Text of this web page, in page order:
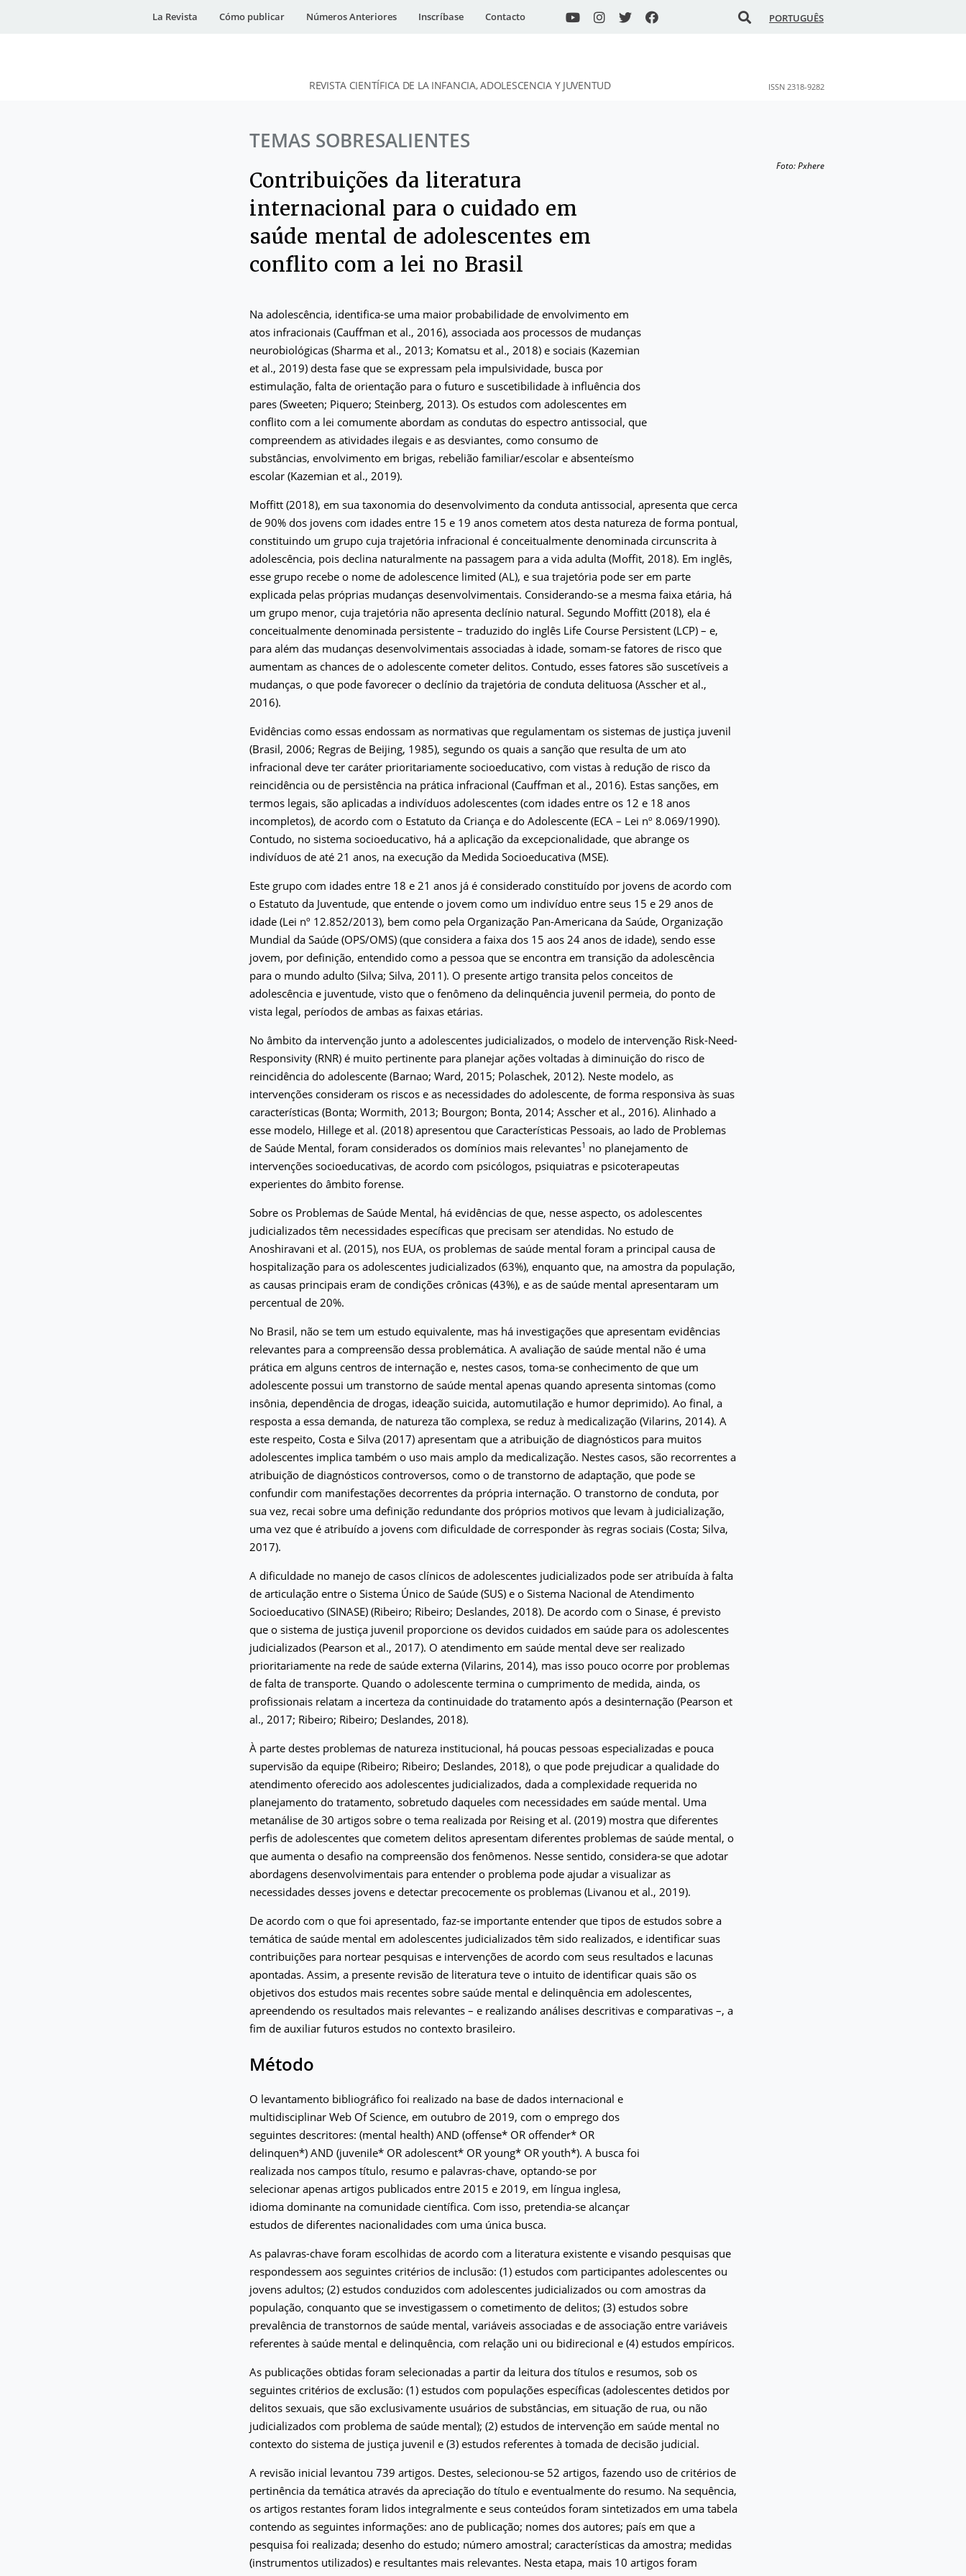
La Revista Cómo publicar Números Anteriores Inscríbase Contacto PORTUGUÊS
DESidades
REVISTA CIENTÍFICA DE LA INFANCIA, ADOLESCENCIA Y JUVENTUD ISSN 2318-9282
Foto: Pxhere
TEMAS SOBRESALIENTES
Contribuições da literatura
internacional para o cuidado em
saúde mental de adolescentes em
conflito com a lei no Brasil
Na adolescência, identifica-se uma maior probabilidade de envolvimento em
atos infracionais (Cauffman et al., 2016), associada aos processos de mudanças
neurobiológicas (Sharma et al., 2013; Komatsu et al., 2018) e sociais (Kazemian
et al., 2019) desta fase que se expressam pela impulsividade, busca por
estimulação, falta de orientação para o futuro e suscetibilidade à influência dos
pares (Sweeten; Piquero; Steinberg, 2013). Os estudos com adolescentes em
conflito com a lei comumente abordam as condutas do espectro antissocial, que
compreendem as atividades ilegais e as desviantes, como consumo de
substâncias, envolvimento em brigas, rebelião familiar/escolar e absenteísmo
escolar (Kazemian et al., 2019).
Moffitt (2018), em sua taxonomia do desenvolvimento da conduta antissocial, apresenta que cerca
de 90% dos jovens com idades entre 15 e 19 anos cometem atos desta natureza de forma pontual,
constituindo um grupo cuja trajetória infracional é conceitualmente denominada circunscrita à
adolescência, pois declina naturalmente na passagem para a vida adulta (Moffit, 2018). Em inglês,
esse grupo recebe o nome de adolescence limited (AL), e sua trajetória pode ser em parte
explicada pelas próprias mudanças desenvolvimentais. Considerando-se a mesma faixa etária, há
um grupo menor, cuja trajetória não apresenta declínio natural. Segundo Moffitt (2018), ela é
conceitualmente denominada persistente – traduzido do inglês Life Course Persistent (LCP) – e,
para além das mudanças desenvolvimentais associadas à idade, somam-se fatores de risco que
aumentam as chances de o adolescente cometer delitos. Contudo, esses fatores são suscetíveis a
mudanças, o que pode favorecer o declínio da trajetória de conduta delituosa (Asscher et al.,
2016).
Evidências como essas endossam as normativas que regulamentam os sistemas de justiça juvenil
(Brasil, 2006; Regras de Beijing, 1985), segundo os quais a sanção que resulta de um ato
infracional deve ter caráter prioritariamente socioeducativo, com vistas à redução de risco da
reincidência ou de persistência na prática infracional (Cauffman et al., 2016). Estas sanções, em
termos legais, são aplicadas a indivíduos adolescentes (com idades entre os 12 e 18 anos
incompletos), de acordo com o Estatuto da Criança e do Adolescente (ECA – Lei nº 8.069/1990).
Contudo, no sistema socioeducativo, há a aplicação da excepcionalidade, que abrange os
indivíduos de até 21 anos, na execução da Medida Socioeducativa (MSE).
Este grupo com idades entre 18 e 21 anos já é considerado constituído por jovens de acordo com
o Estatuto da Juventude, que entende o jovem como um indivíduo entre seus 15 e 29 anos de
idade (Lei nº 12.852/2013), bem como pela Organização Pan-Americana da Saúde, Organização
Mundial da Saúde (OPS/OMS) (que considera a faixa dos 15 aos 24 anos de idade), sendo esse
jovem, por definição, entendido como a pessoa que se encontra em transição da adolescência
para o mundo adulto (Silva; Silva, 2011). O presente artigo transita pelos conceitos de
adolescência e juventude, visto que o fenômeno da delinquência juvenil permeia, do ponto de
vista legal, períodos de ambas as faixas etárias.
No âmbito da intervenção junto a adolescentes judicializados, o modelo de intervenção Risk-Need-
Responsivity (RNR) é muito pertinente para planejar ações voltadas à diminuição do risco de
reincidência do adolescente (Barnao; Ward, 2015; Polaschek, 2012). Neste modelo, as
intervenções consideram os riscos e as necessidades do adolescente, de forma responsiva às suas
características (Bonta; Wormith, 2013; Bourgon; Bonta, 2014; Asscher et al., 2016). Alinhado a
esse modelo, Hillege et al. (2018) apresentou que Características Pessoais, ao lado de Problemas
de Saúde Mental, foram considerados os domínios mais relevantes1 no planejamento de
intervenções socioeducativas, de acordo com psicólogos, psiquiatras e psicoterapeutas
experientes do âmbito forense.
Sobre os Problemas de Saúde Mental, há evidências de que, nesse aspecto, os adolescentes
judicializados têm necessidades específicas que precisam ser atendidas. No estudo de
Anoshiravani et al. (2015), nos EUA, os problemas de saúde mental foram a principal causa de
hospitalização para os adolescentes judicializados (63%), enquanto que, na amostra da população,
as causas principais eram de condições crônicas (43%), e as de saúde mental apresentaram um
percentual de 20%.
No Brasil, não se tem um estudo equivalente, mas há investigações que apresentam evidências
relevantes para a compreensão dessa problemática. A avaliação de saúde mental não é uma
prática em alguns centros de internação e, nestes casos, toma-se conhecimento de que um
adolescente possui um transtorno de saúde mental apenas quando apresenta sintomas (como
insônia, dependência de drogas, ideação suicida, automutilação e humor deprimido). Ao final, a
resposta a essa demanda, de natureza tão complexa, se reduz à medicalização (Vilarins, 2014). A
este respeito, Costa e Silva (2017) apresentam que a atribuição de diagnósticos para muitos
adolescentes implica também o uso mais amplo da medicalização. Nestes casos, são recorrentes a
atribuição de diagnósticos controversos, como o de transtorno de adaptação, que pode se
confundir com manifestações decorrentes da própria internação. O transtorno de conduta, por
sua vez, recai sobre uma definição redundante dos próprios motivos que levam à judicialização,
uma vez que é atribuído a jovens com dificuldade de corresponder às regras sociais (Costa; Silva,
2017).
A dificuldade no manejo de casos clínicos de adolescentes judicializados pode ser atribuída à falta
de articulação entre o Sistema Único de Saúde (SUS) e o Sistema Nacional de Atendimento
Socioeducativo (SINASE) (Ribeiro; Ribeiro; Deslandes, 2018). De acordo com o Sinase, é previsto
que o sistema de justiça juvenil proporcione os devidos cuidados em saúde para os adolescentes
judicializados (Pearson et al., 2017). O atendimento em saúde mental deve ser realizado
prioritariamente na rede de saúde externa (Vilarins, 2014), mas isso pouco ocorre por problemas
de falta de transporte. Quando o adolescente termina o cumprimento de medida, ainda, os
profissionais relatam a incerteza da continuidade do tratamento após a desinternação (Pearson et
al., 2017; Ribeiro; Ribeiro; Deslandes, 2018).
À parte destes problemas de natureza institucional, há poucas pessoas especializadas e pouca
supervisão da equipe (Ribeiro; Ribeiro; Deslandes, 2018), o que pode prejudicar a qualidade do
atendimento oferecido aos adolescentes judicializados, dada a complexidade requerida no
planejamento do tratamento, sobretudo daqueles com necessidades em saúde mental. Uma
metanálise de 30 artigos sobre o tema realizada por Reising et al. (2019) mostra que diferentes
perfis de adolescentes que cometem delitos apresentam diferentes problemas de saúde mental, o
que aumenta o desafio na compreensão dos fenômenos. Nesse sentido, considera-se que adotar
abordagens desenvolvimentais para entender o problema pode ajudar a visualizar as
necessidades desses jovens e detectar precocemente os problemas (Livanou et al., 2019).
De acordo com o que foi apresentado, faz-se importante entender que tipos de estudos sobre a
temática de saúde mental em adolescentes judicializados têm sido realizados, e identificar suas
contribuições para nortear pesquisas e intervenções de acordo com seus resultados e lacunas
apontadas. Assim, a presente revisão de literatura teve o intuito de identificar quais são os
objetivos dos estudos mais recentes sobre saúde mental e delinquência em adolescentes,
apreendendo os resultados mais relevantes – e realizando análises descritivas e comparativas –, a
fim de auxiliar futuros estudos no contexto brasileiro.
Método
O levantamento bibliográfico foi realizado na base de dados internacional e
multidisciplinar Web Of Science, em outubro de 2019, com o emprego dos
seguintes descritores: (mental health) AND (offense* OR offender* OR
delinquen*) AND (juvenile* OR adolescent* OR young* OR youth*). A busca foi
realizada nos campos título, resumo e palavras-chave, optando-se por
selecionar apenas artigos publicados entre 2015 e 2019, em língua inglesa,
idioma dominante na comunidade científica. Com isso, pretendia-se alcançar
estudos de diferentes nacionalidades com uma única busca.
As palavras-chave foram escolhidas de acordo com a literatura existente e visando pesquisas que
respondessem aos seguintes critérios de inclusão: (1) estudos com participantes adolescentes ou
jovens adultos; (2) estudos conduzidos com adolescentes judicializados ou com amostras da
população, conquanto que se investigassem o cometimento de delitos; (3) estudos sobre
prevalência de transtornos de saúde mental, variáveis associadas e de associação entre variáveis
referentes à saúde mental e delinquência, com relação uni ou bidirecional e (4) estudos empíricos.
As publicações obtidas foram selecionadas a partir da leitura dos títulos e resumos, sob os
seguintes critérios de exclusão: (1) estudos com populações específicas (adolescentes detidos por
delitos sexuais, que são exclusivamente usuários de substâncias, em situação de rua, ou não
judicializados com problema de saúde mental); (2) estudos de intervenção em saúde mental no
contexto do sistema de justiça juvenil e (3) estudos referentes à tomada de decisão judicial.
A revisão inicial levantou 739 artigos. Destes, selecionou-se 52 artigos, fazendo uso de critérios de
pertinência da temática através da apreciação do título e eventualmente do resumo. Na sequência,
os artigos restantes foram lidos integralmente e seus conteúdos foram sintetizados em uma tabela
contendo as seguintes informações: ano de publicação; nomes dos autores; país em que a
pesquisa foi realizada; desenho do estudo; número amostral; características da amostra; medidas
(instrumentos utilizados) e resultantes mais relevantes. Nesta etapa, mais 10 artigos foram